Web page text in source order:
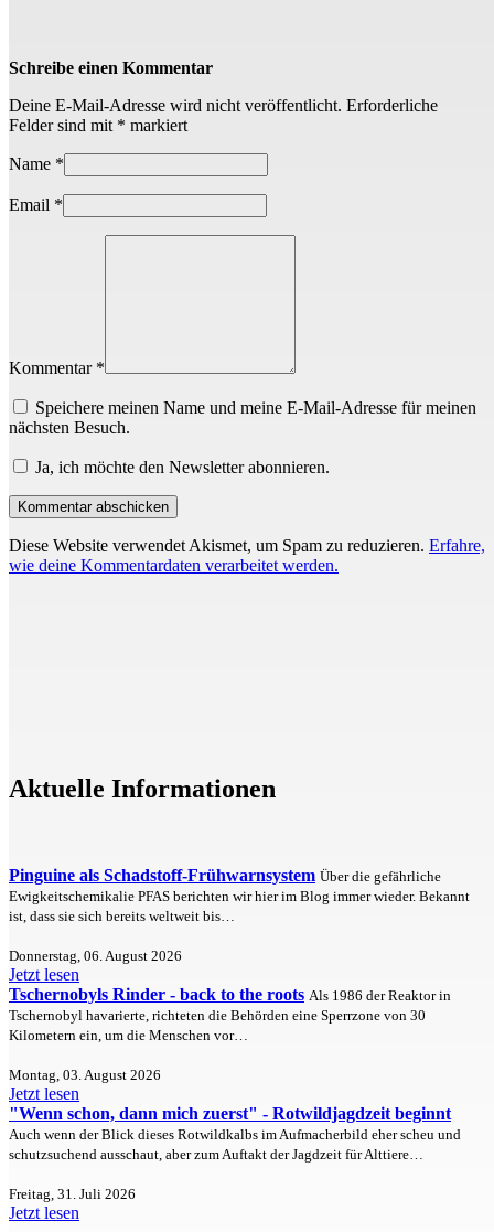
Schreibe einen Kommentar
Deine E-Mail-Adresse wird nicht veröffentlicht. Erforderliche
Felder sind mit * markiert
Name *
Email *
Kommentar *
Speichere meinen Name und meine E-Mail-Adresse für meinen
nächsten Besuch.
Ja, ich möchte den Newsletter abonnieren.
Diese Website verwendet Akismet, um Spam zu reduzieren. Erfahre,
wie deine Kommentardaten verarbeitet werden.
Aktuelle Informationen
Pinguine als Schadstoff-Frühwarnsystem Über die gefährliche
Ewigkeitschemikalie PFAS berichten wir hier im Blog immer wieder. Bekannt
ist, dass sie sich bereits weltweit bis…
Donnerstag, 06. August 2026
Jetzt lesen
Tschernobyls Rinder - back to the roots Als 1986 der Reaktor in
Tschernobyl havarierte, richteten die Behörden eine Sperrzone von 30
Kilometern ein, um die Menschen vor…
Montag, 03. August 2026
Jetzt lesen
"Wenn schon, dann mich zuerst" - Rotwildjagdzeit beginnt
Auch wenn der Blick dieses Rotwildkalbs im Aufmacherbild eher scheu und
schutzsuchend ausschaut, aber zum Auftakt der Jagdzeit für Alttiere…
Freitag, 31. Juli 2026
Jetzt lesen